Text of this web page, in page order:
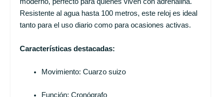
moderno, perfecto para quienes viven con adrenalina.
Resistente al agua hasta 100 metros, este reloj es ideal
tanto para el uso diario como para ocasiones activas.
Características destacadas:
Movimiento: Cuarzo suizo
Función: Cronógrafo